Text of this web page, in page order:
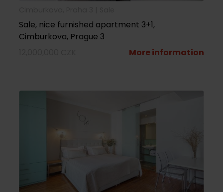
Sale, nice furnished apartment 3+1,
Cimburkova, Prague 3
More information